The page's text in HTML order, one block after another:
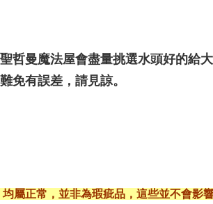
哲曼魔法屋會盡量挑選水頭好的給大
免有誤差，請見諒。
屬正常，並非為瑕疵品，這些並不會影